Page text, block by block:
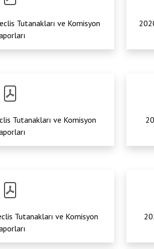
Tutanakları ve Komisyon
Tutanakları ve Komisyon
Tutanakları ve Komisyon